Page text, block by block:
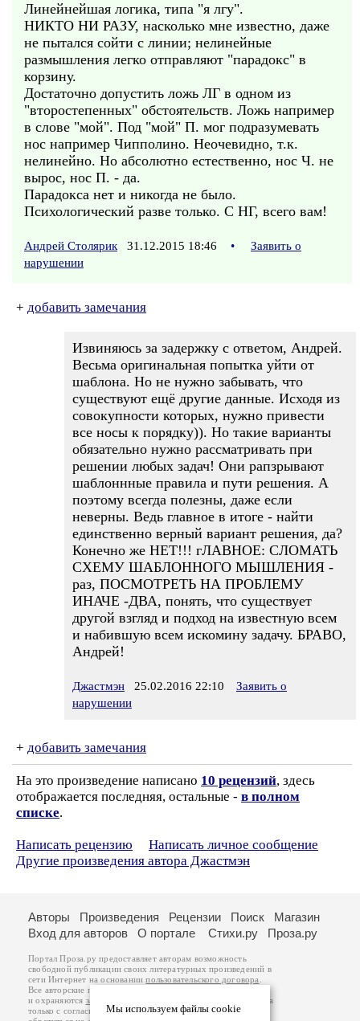
Линейнейшая логика, типа "я лгу".
НИКТО НИ РАЗУ, насколько мне известно, даже
не пытался сойти с линии; нелинейные
размышления легко отправляют "парадокс" в
корзину.
Достаточно допустить ложь ЛГ в одном из
"второстепенных" обстоятельств. Ложь например
в слове "мой". Под "мой" П. мог подразумевать
нос например Чипполино. Неочевидно, т.к.
нелинейно. Но абсолютно естественно, нос Ч. не
вырос, нос П. - да.
Парадокса нет и никогда не было.
Психологический разве только. С НГ, всего вам!
Андрей Столярик 31.12.2015 18:46 •
Заявить о
нарушении
+ добавить замечания
Извиняюсь за задержку с ответом, Андрей.
Весьма оригинальная попытка уйти от
шаблона. Но не нужно забывать, что
существуют ещё другие данные. Исходя из
совокупности которых, нужно привести
все носы к порядку)). Но такие варианты
обязательно нужно рассматривать при
решении любых задач! Они рапзрывают
шаблоннные правила и пути решения. А
поэтому всегда полезны, даже если
неверны. Ведь главное в итоге - найти
единственно верный вариант решения, да?
Конечно же НЕТ!!! гЛАВНОЕ: СЛОМАТЬ
СХЕМУ ШАБЛОННОГО МЫШЛЕНИЯ -
раз, ПОСМОТРЕТЬ НА ПРОБЛЕМУ
ИНАЧЕ -ДВА, понять, что существует
другой взгляд и подход на известную всем
и набившую всем искомину задачу. БРАВО,
Андрей!
Джастмэн 25.02.2016 22:10
Заявить о
нарушении
+ добавить замечания
На это произведение написано 10 рецензий, здесь
отображается последняя, остальные - в полном
списке.
Написать рецензию
Написать личное сообщение
Другие произведения автора Джастмэн
Мы используем файлы cookie
Авторы Произведения Рецензии Поиск
Магазин
Вход для авторов
О портале Стихи.ру Проза.ру
Портал Проза.ру предоставляет авторам возможность
свободной публикации своих литературных произведений в
сети Интернет на основаниипользовательского договора
Все авторские права на произведения принадлежат авторам
и охраняются законом
. Перепечатка произведений возможна
только с согласия его автора, к которому вы можете